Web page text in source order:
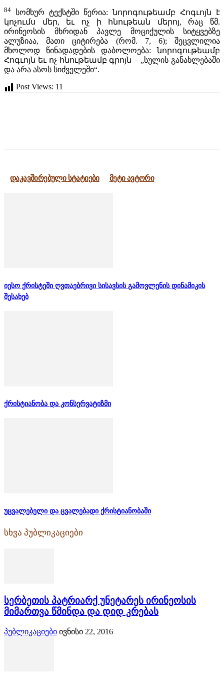
84 სომხურ ტექსტში წერია: նորոգութեամբ Հոգւոյն է
կոչումս մեր, եւ ոչ ի հնութեան մերոյ, რაც წმ.
ირინეოსის მხრიდან პავლე მოციქულის სიტყვებზე
ალუზიაა, მათი ციტირება (რომ. 7, 6); შეცვლილია
მხოლოდ წინადადების დაბოლოება: նորոգութեամբ
Հոգւոյն եւ ոչ հնութեամբ գրոյն – „სულის განახლებაში
და არა ასოს სიძველეში“.
Post Views: 11
დაკავშირებული სტატიები მეტი ავტორი
იესო ქრისტეში ღვთაებრივი სისავსის გამოვლენის დინამიკის
შესახებ
ქრისტიანობა და კონსერვატიზმი
უცვალებელი და ცვალებადი ქრისტიანობაში
სხვა პუბლიკაციები
სერბეთის პატრიარქ უნეტარეს ირინეოსის
მიმართვა წმინდა და დიდ კრებას
პუბლიკაციები ივნისი 22, 2016